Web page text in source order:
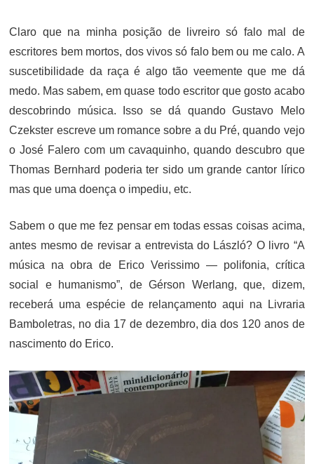
Claro que na minha posição de livreiro só falo mal de
escritores bem mortos, dos vivos só falo bem ou me calo. A
suscetibilidade da raça é algo tão veemente que me dá
medo. Mas sabem, em quase todo escritor que gosto acabo
descobrindo música. Isso se dá quando Gustavo Melo
Czekster escreve um romance sobre a du Pré, quando vejo
o José Falero com um cavaquinho, quando descubro que
Thomas Bernhard poderia ter sido um grande cantor lírico
mas que uma doença o impediu, etc.
Sabem o que me fez pensar em todas essas coisas acima,
antes mesmo de revisar a entrevista do László? O livro “A
música na obra de Erico Verissimo — polifonia, crítica
social e humanismo”, de Gérson Werlang, que, dizem,
receberá uma espécie de relançamento aqui na Livraria
Bamboletras, no dia 17 de dezembro, dia dos 120 anos de
nascimento do Erico.